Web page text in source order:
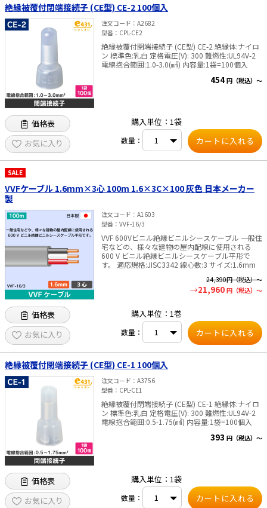
絶縁被覆付閉端接続子 (CE型) CE-2 100個入
注文コード
A2682
型番
CPL-CE2
絶縁被覆付閉端接続子 (CE型) CE-2 絶縁体:ナイロ
ン 標準色:乳白 定格電圧(V): 300 難燃性:UL94V-2
電線抱合範囲:1.0-3.0(㎟) 内容量:1袋=100個入
454 円（税込）～
価格表
お気に入り
購入単位：1袋
数量：
SALE
VVFケーブル 1.6mm×3心 100m 1.6×3C×100 灰色 日本メーカー
製
注文コード
A1603
型番
VVF-16/3
VVF 600Vビニル絶縁ビニルシースケーブル 一般住
宅などの、様々な建物の屋内配線に使用される
600 V ビニル絶縁ビニルシースケーブル平形で
す。 適応規格:JISC3342 線心数:3 サイズ:1.6mm
24,390円（税込）～
21,960 円（税込）～
価格表
お気に入り
購入単位：1巻
数量：
絶縁被覆付閉端接続子 (CE型) CE-1 100個入
注文コード
A3756
型番
CPL-CE1
絶縁被覆付閉端接続子 (CE型) CE-1 絶縁体:ナイロ
ン 標準色:乳白 定格電圧(V): 300 難燃性:UL94V-2
電線抱合範囲:0.5-1.75(㎟) 内容量:1袋=100個入
393 円（税込）～
価格表
お気に入り
購入単位：1袋
数量：